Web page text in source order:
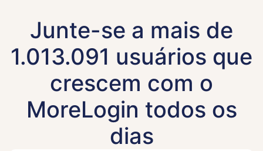
Junte-se a mais de
1.013.091 usuários que
crescem com o
MoreLogin todos os
dias